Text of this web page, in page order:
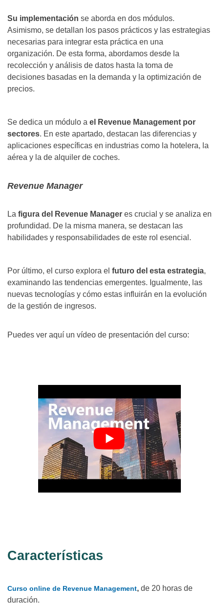
Su implementación se aborda en dos módulos.
Asimismo, se detallan los pasos prácticos y las estrategias
necesarias para integrar esta práctica en una
organización. De esta forma, abordamos desde la
recolección y análisis de datos hasta la toma de
decisiones basadas en la demanda y la optimización de
precios.
Se dedica un módulo a el Revenue Management por
sectores. En este apartado, destacan las diferencias y
aplicaciones específicas en industrias como la hotelera, la
aérea y la de alquiler de coches.
Revenue Manager
La figura del Revenue Manager es crucial y se analiza en
profundidad. De la misma manera, se destacan las
habilidades y responsabilidades de este rol esencial.
Por último, el curso explora el futuro del esta estrategia,
examinando las tendencias emergentes. Igualmente, las
nuevas tecnologías y cómo estas influirán en la evolución
de la gestión de ingresos.
Puedes ver aquí un vídeo de presentación del curso:
Características
Curso online de Revenue Management, de 20 horas de
duración.